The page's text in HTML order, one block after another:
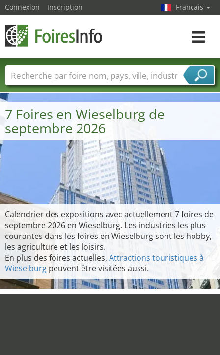
7 Foires en Wieselburg de
septembre 2026
Calendrier des expositions avec actuellement 7 foires de
septembre 2026 en Wieselburg. Les industries les plus
courantes dans les foires en Wieselburg sont les hobby,
les agriculture et les loisirs.
En plus des foires actuelles, Attractions touristiques à
Wieselburg peuvent être visitées aussi.
Connexion Inscription Français
Toggle
Foire noms Pays Villes
Secteurs de foire
Secteurs du fournisseur de services